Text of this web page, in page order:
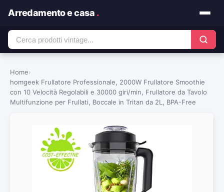
Arredamento e casa .
Home›
homgeek Frullatore Professionale, 2000W Frullatore Smoothie
con 10 Velocità Regolabili e 30000 giri/min, Frullatore da Tavolo
Multifunzione per Frullati, Boccale in Tritan da 2L, BPA-Free